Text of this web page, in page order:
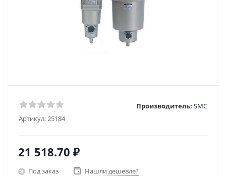
Артикул:25184
Производитель: SMC
21 518.70 ₽
Под заказ Нашли дешевле?